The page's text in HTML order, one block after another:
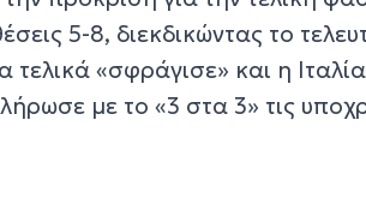
5-8, διεκδικώντας το
τελικά «σφράγισε» και η
με το «3 στα 3» τις